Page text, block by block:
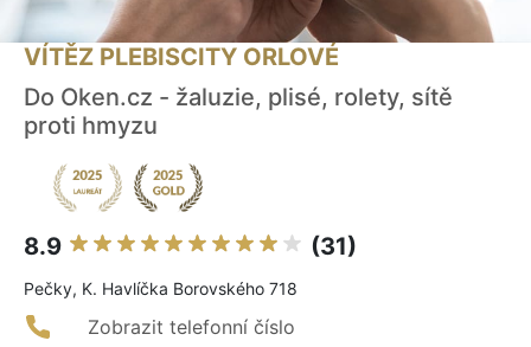
VÍTĚZ PLEBISCITY ORLOVÉ
Do Oken.cz - žaluzie, plisé, rolety, sítě
proti hmyzu
8.9 (31)
Pečky, K. Havlíčka Borovského 718
Zobrazit telefonní číslo